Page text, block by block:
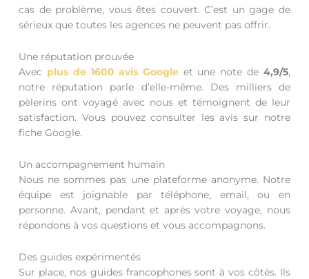
cas de problème, vous êtes couvert. C’est un gage de
sérieux que toutes les agences ne peuvent pas offrir.
Une réputation prouvée
Avec plus de 1600 avis Google et une note de 4,9/5,
notre réputation parle d’elle-même. Des milliers de
pèlerins ont voyagé avec nous et témoignent de leur
satisfaction. Vous pouvez consulter les avis sur notre
fiche Google.
Un accompagnement humain
Nous ne sommes pas une plateforme anonyme. Notre
équipe est joignable par téléphone, email, ou en
personne. Avant, pendant et après votre voyage, nous
répondons à vos questions et vous accompagnons.
Des guides expérimentés
Sur place, nos guides francophones sont à vos côtés. Ils